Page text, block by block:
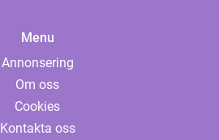
Menu
Annonsering
Om oss
Cookies
Kontakta oss